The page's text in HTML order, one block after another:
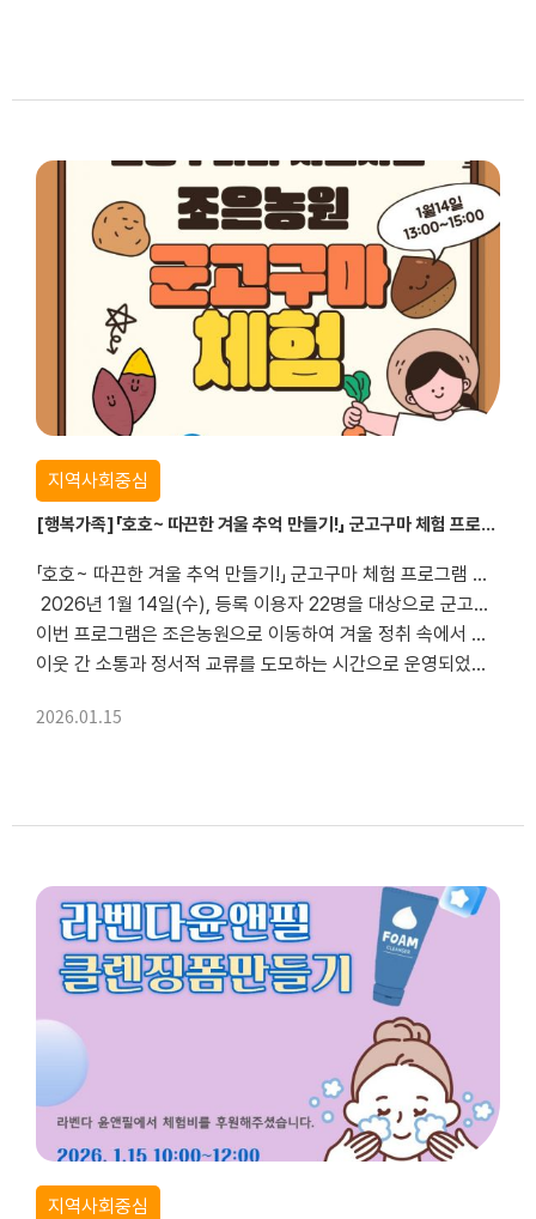
지역사회중심
[행복가족]「호호~ 따끈한 겨울 추억 만들기!」 군고구마 체험 프로그램 진행
「호호~ 따끈한 겨울 추억 만들기!」 군고구마 체험 프로그램 진행
2026년 1월 14일(수), 등록 이용자 22명을 대상으로 군고구마 체험 프로그램을 진행하였습니다.
이번 프로그램은 조은농원으로 이동하여 겨울 정취 속에서 따끈한 군고구마를 직접 굽고, 함께 나누며
이웃 간 소통과 정서적 교류를 도모하는 시간으로 운영되었습니다.
2026.01.15
지역사회중심